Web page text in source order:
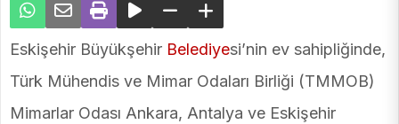
Eskişehir Büyükşehir Belediyesi’nin ev sahipliğinde,
Türk Mühendis ve Mimar Odaları Birliği (TMMOB)
Mimarlar Odası Ankara, Antalya ve Eskişehir